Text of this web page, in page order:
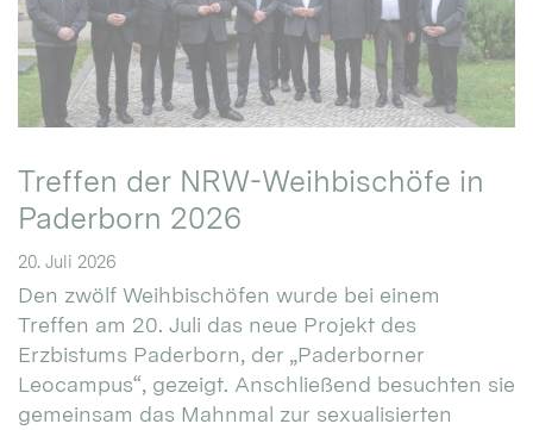
Treffen der NRW-Weihbischöfe in
Paderborn 2026
20. Juli 2026
Den zwölf Weihbischöfen wurde bei einem
Treffen am 20. Juli das neue Projekt des
Erzbistums Paderborn, der „Paderborner
Leocampus“, gezeigt. Anschließend besuchten sie
gemeinsam das Mahnmal zur sexualisierten